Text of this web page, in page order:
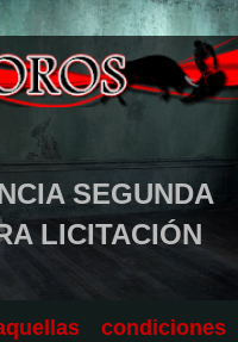
SEGUNDA
LICITACIÓN
condiciones